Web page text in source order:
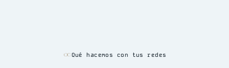
Qué hacemos con tus redes